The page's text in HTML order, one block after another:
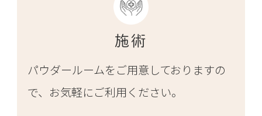
施術
パウダールームをご用意しておりますの
で、お気軽にご利用ください。